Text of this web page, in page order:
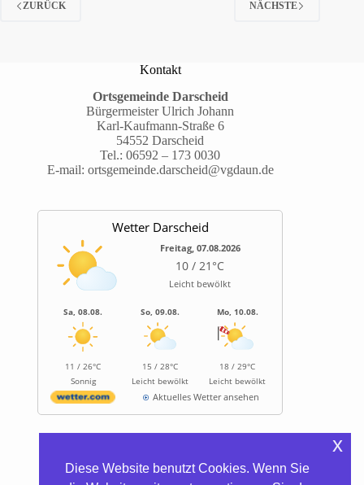
ZURÜCK NÄCHSTE
Kontakt
Ortsgemeinde Darscheid
Bürgermeister Ulrich Johann
Karl-Kaufmann-Straße 6
54552 Darscheid
Tel.:06592 – 173 0030
E-mail: ortsgemeinde.darscheid@vgdaun.de
Wetter Darscheid
Freitag, 07.08.2026
10 / 21°C
Leicht bewölkt
Sa, 08.08.
11 / 26°C
Sonnig
So, 09.08.
15 / 28°C
Leicht bewölkt
Mo, 10.08.
18 / 29°C
Leicht bewölkt
Aktuelles Wetter ansehen
Biocontainer
Diese Website benutzt Cookies. Wenn Sie
x